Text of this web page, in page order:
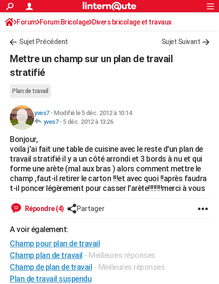
ACTUALITÉS
Politique
Société
Faits Divers
Education
Monde
Villes
+
Programme TV
Streaming
Cinéma
Sorties cinéma
Musique
FINANCE
Retraite
Impôts
Epargne
Immobilier
Risques naturels par ville
Banque
Assurance
Crédit
AUTO
Essais
Réserver un essai
Citadines
Berlines
SUV
Forum auto
HIGH-TECH
Mobiles
Meilleur smartphone
Internet
Ordinateurs
Jeux vidéo
Guide high-tech
BRICOLAGE
Forum
Aménagement intérieur
Extérieur
Cuisine
Salle de bains
Jardinage
Rangement
WEEK-END
Guides de France
Escapades
Patrimoine
Expositions
Musées
Week-end nature
+LIFESTYLE
Art de vivre
Bien-être
Loisirs
Mode
Modes de vie
SANTE
Alimentation
Guide de la santé
Maladies
Médicaments
Sommeil
VOYAGE
Destinations
City break
Voyage nature
Voyage de noces
Forum
Climat
+PHOTO
GUIDES D'ACHAT
BONS PLANS
Rechercher
S'inscrire
Connexion
Forum Forum Bricolage Divers bricolage et travaux
Sujet Précédent Sujet Suivant
Mettre un champ sur un plan de travail
stratifié
Plan de travail
yves7- Modifié le 5 déc. 2012 à 10:14
yves7- 5 déc. 2012 à 13:26
Bonjour,
voila j'ai fait une table de cuisine avec le reste d'un plan de
travail stratifié il y a un côté arrondi et 3 bords à nu et qui
forme une arète (mal aux bras ) alors comment mettre le
champ ,faut-il retirer le carton !!!et avec quoi !!après faudra
t-il poncer légèrement pour casser l'arète!!!!!!!!merci à vous
Répondre (4) Partager
A voir également:
Champ pour plan de travail
Champ plan de travail - Meilleures réponses
Champ de plan de travail - Meilleures réponses
Plan de travail suspendu